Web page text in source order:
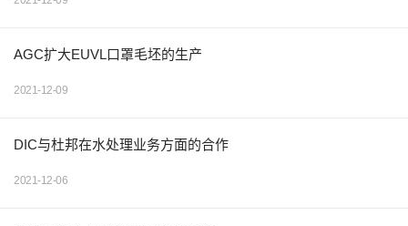
AGC扩大EUVL口罩毛坯的生产
2021-12-09
DIC与杜邦在水处理业务方面的合作
2021-12-06